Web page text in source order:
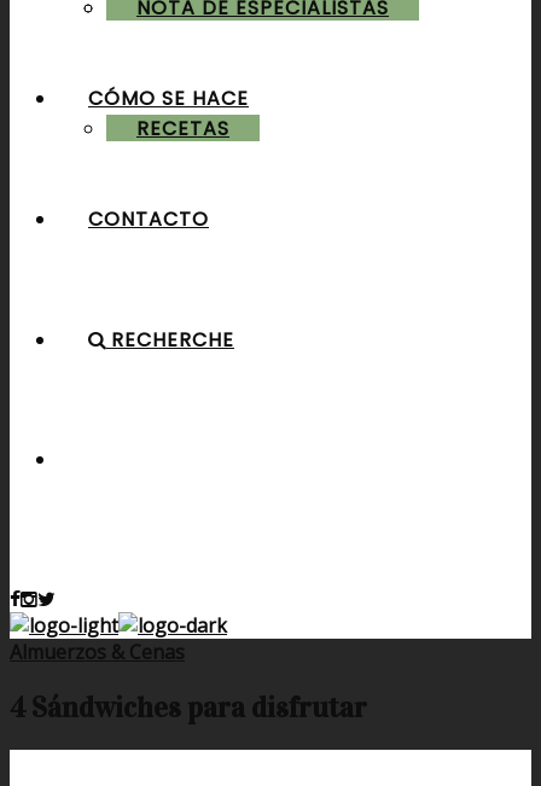
POSTRES & TORTAS
NOTA DE ESPECIALISTAS
RECETAS
CÓMO SE HACE
CONTACTO
RECHERCHE
Almuerzos & Cenas
4 Sándwiches para disfrutar